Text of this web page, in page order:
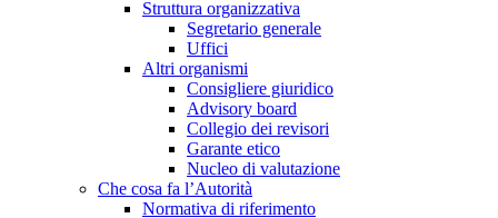
Struttura organizzativa
Segretario generale
Uffici
Altri organismi
Consigliere giuridico
Advisory board
Collegio dei revisori
Garante etico
Nucleo di valutazione
Che cosa fa l’Autorità
Normativa di riferimento